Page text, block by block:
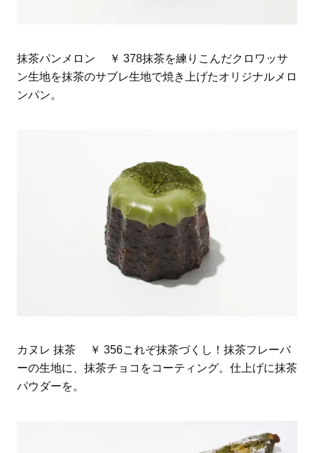
抹茶パンメロン ￥ 378抹茶を練りこんだクロワッサ
ン生地を抹茶のサブレ生地で焼き上げたオリジナルメロ
ンパン。
カヌレ 抹茶 ￥ 356これぞ抹茶づくし！抹茶フレーバ
ーの生地に、抹茶チョコをコーティング。仕上げに抹茶
パウダーを。